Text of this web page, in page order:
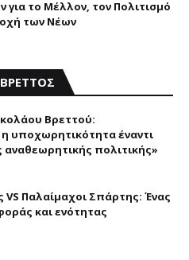
για το Μέλλον, τον Πολιτισμό
των Νέων
Bρεττού:
υποχωρητικότητα έναντι
αναθεωρητικής πολιτικής»
Παλαίμαχοι Σπάρτης: Ένας
και ενότητας